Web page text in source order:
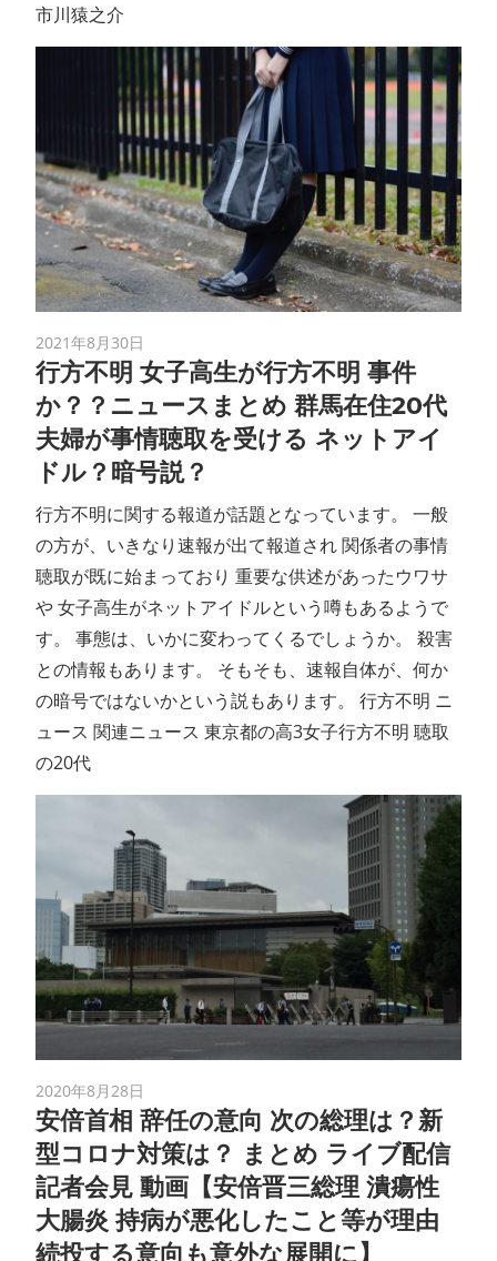
市川猿之介
2021年8月30日
行方不明 女子高生が行方不明 事件
か？？ニュースまとめ 群馬在住20代
夫婦が事情聴取を受ける ネットアイ
ドル？暗号説？
行方不明に関する報道が話題となっています。 一般
の方が、いきなり速報が出て報道され 関係者の事情
聴取が既に始まっており 重要な供述があったウワサ
や 女子高生がネットアイドルという噂もあるようで
す。 事態は、いかに変わってくるでしょうか。 殺害
との情報もあります。 そもそも、速報自体が、何か
の暗号ではないかという説もあります。 行方不明 ニ
ュース 関連ニュース 東京都の高3女子行方不明 聴取
の20代
2020年8月28日
安倍首相 辞任の意向 次の総理は？新
型コロナ対策は？ まとめ ライブ配信
記者会見 動画【安倍晋三総理 潰瘍性
大腸炎 持病が悪化したこと等が理由
続投する意向も意外な展開に】